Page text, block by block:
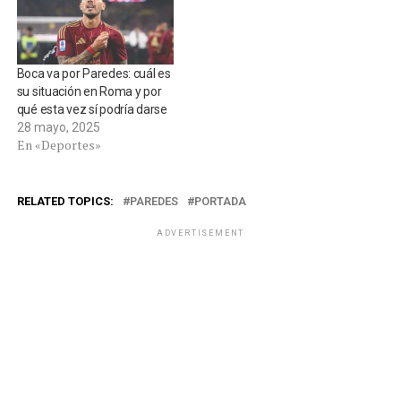
Boca va por Paredes: cuál es
su situación en Roma y por
qué esta vez sí podría darse
28 mayo, 2025
En «Deportes»
RELATED TOPICS: PAREDES PORTADA
ADVERTISEMENT